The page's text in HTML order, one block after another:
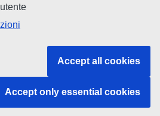
Accept all cookies
Accept only essential cookies